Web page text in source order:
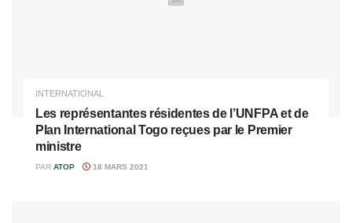
INTERNATIONAL
Les représentantes résidentes de l’UNFPA et de
Plan International Togo reçues par le Premier
ministre
PAR ATOP 18 MARS 2021